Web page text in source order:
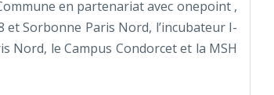
en partenariat avec onepoint ,
et Sorbonne Paris Nord, l’incubateur I-
Nord, le Campus Condorcet et la MSH